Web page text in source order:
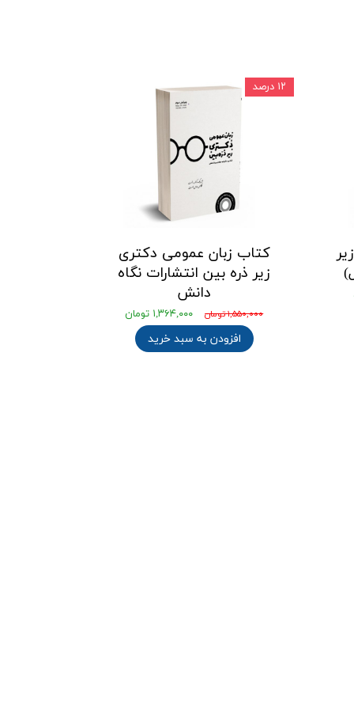
کتاب زبان عمومی دکتری
زیر ذره بین انتشارات نگاه
دانش
۱,۵۵۰,۰۰۰ تومان ۱,۳۶۴,۰۰۰ تومان
افزودن به سبد خرید
۱۲ درصد